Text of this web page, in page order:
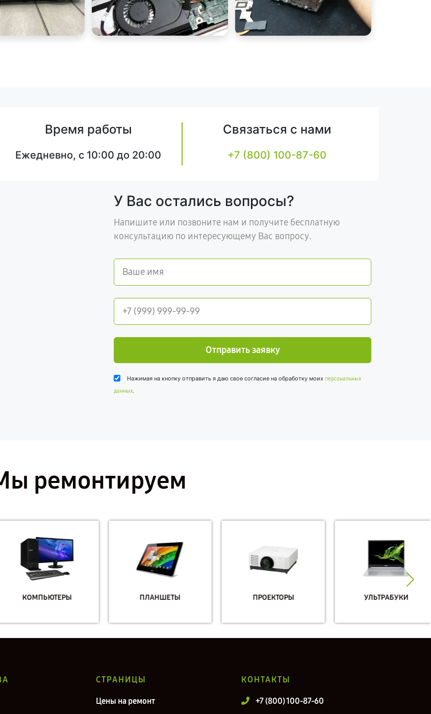
Время работы
Ежедневно, с 10:00 до 20:00
Связаться с нами
+7 (800) 100-87-60
У Вас остались вопросы?
Напишите или позвоните нам и получите бесплатную
консультацию по интересующему Вас вопросу.
Отправить заявку
Нажимая на кнопку отправить я даю свое согласие на обработку моих персональных
данных.
ремонтируем
КОМПЬЮТЕРЫ ПЛАНШЕТЫ ПРОЕКТОРЫ УЛЬТРАБУКИ
СТРАНИЦЫ
Цены на ремонт
КОНТАКТЫ
+7 (800) 100-87-60